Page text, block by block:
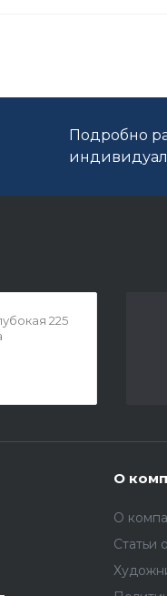
Подробно
225
2,
О
О
Статьи